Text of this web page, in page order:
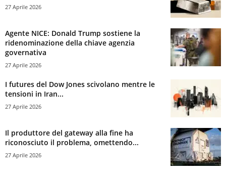
27 Aprile 2026
Agente NICE: Donald Trump sostiene la
ridenominazione della chiave agenzia
governativa
27 Aprile 2026
I futures del Dow Jones scivolano mentre le
tensioni in Iran...
27 Aprile 2026
Il produttore del gateway alla fine ha
riconosciuto il problema, omettendo...
27 Aprile 2026